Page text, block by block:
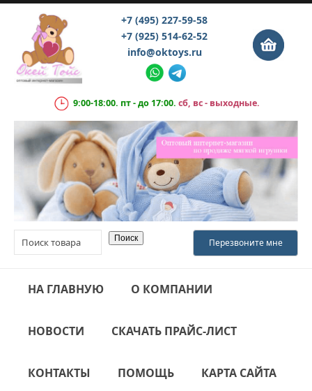
+7 (495) 227-59-58
+7 (925) 514-62-52
info@oktoys.ru
9:00-18:00. пт - до 17:00. сб, вс - выходные.
НА ГЛАВНУЮ О КОМПАНИИ
НОВОСТИ СКАЧАТЬ ПРАЙС-ЛИСТ
КОНТАКТЫ ПОМОЩЬ КАРТА САЙТА